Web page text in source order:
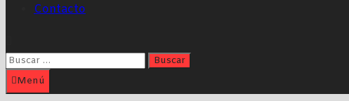
Contacto
Buscar:
Menú